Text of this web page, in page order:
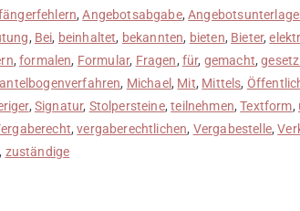
,Angebotsabgabe,
, Bei, beinhaltet, bekannten, bieten, Bieter,
,formalen, Formular, Fragen, für, gemacht,
, Michael, Mit, Mittels,
, Signatur, Stolpersteine,teilnehmen,Textform,
,vergaberechtlichen, Vergabestelle,
, zuständige